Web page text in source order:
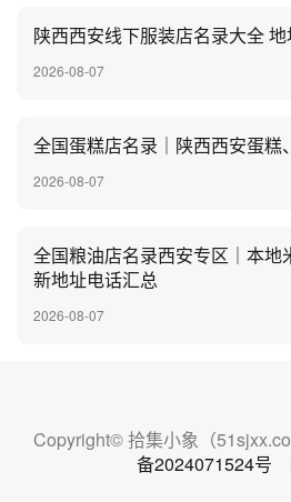
陕西西安线下服装店名录大全
2026-08-07
全国蛋糕店名录｜陕西西安蛋糕
2026-08-07
全国粮油店名录西安专区｜本地
新地址电话汇总
2026-08-07
Copyright© 拾集小象（
备2024071524号